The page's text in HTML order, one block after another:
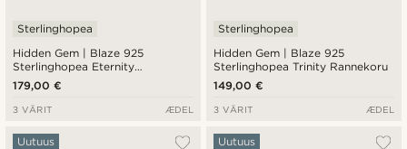
Hidden Gem | Blaze 925
Sterlinghopea Eternity
Rannekoru
Sterlinghopea
179,00 €
3 VÄRIT ÆDEL
Hidden Gem | Blaze 925
Sterlinghopea Trinity Rannekoru
Sterlinghopea
149,00 €
3 VÄRIT ÆDEL
Uutuus Uutuus